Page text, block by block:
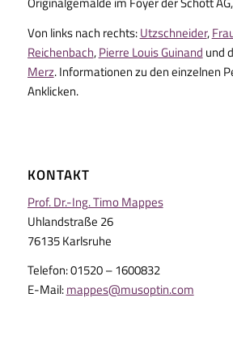
Von links nach rechts:Utzschneider,
Reichenbach,Pierre Louis Guinand und
Merz. Informationen zu den einzelnen
Anklicken.
KONTAKT
Prof. Dr.-Ing. Timo Mappes
Uhlandstraße 26
76135 Karlsruhe
Telefon: 01520 – 1600832
E-Mail:mappes@musoptin.com